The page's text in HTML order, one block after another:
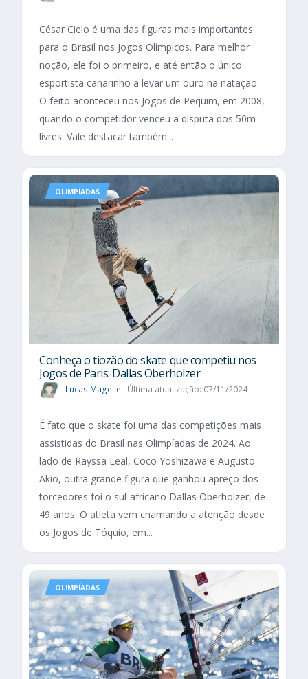
César Cielo é uma das figuras mais importantes
para o Brasil nos Jogos Olímpicos. Para melhor
noção, ele foi o primeiro, e até então o único
esportista canarinho a levar um ouro na natação.
O feito aconteceu nos Jogos de Pequim, em 2008,
quando o competidor venceu a disputa dos 50m
livres. Vale destacar também...
OLIMPÍADAS
Conheça o tiozão do skate que competiu nos
Jogos de Paris: Dallas Oberholzer
Lucas Magelle Última atualização: 07/11/2024
É fato que o skate foi uma das competições mais
assistidas do Brasil nas Olimpíadas de 2024. Ao
lado de Rayssa Leal, Coco Yoshizawa e Augusto
Akio, outra grande figura que ganhou apreço dos
torcedores foi o sul-africano Dallas Oberholzer, de
49 anos. O atleta vem chamando a atenção desde
os Jogos de Tóquio, em...
OLIMPÍADAS